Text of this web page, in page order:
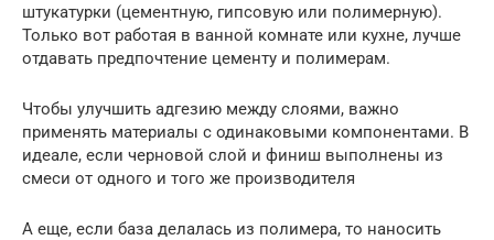
штукатурки (цементную, гипсовую или полимерную).
Только вот работая в ванной комнате или кухне, лучше
отдавать предпочтение цементу и полимерам.
Чтобы улучшить адгезию между слоями, важно
применять материалы с одинаковыми компонентами. В
идеале, если черновой слой и финиш выполнены из
смеси от одного и того же производителя
А еще, если база делалась из полимера, то наносить